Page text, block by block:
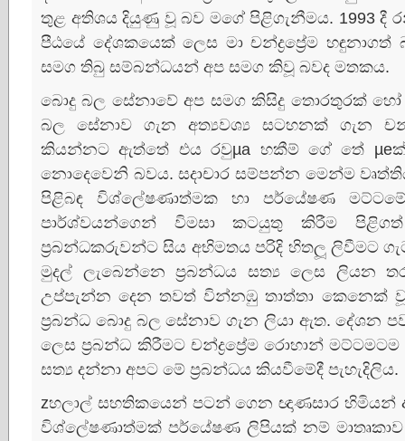
තුළ අතිශය දියුණු වූ බව මගේ පිළිගැනීමය. 1993 දී
පීඨයේ දේශකයෙක්‌ ලෙස මා චන්ද්‍රප්‍රේම
සමග තිබු සම්බන්ධයන් අප සමග කිවූ බවද මතකය.
බොදු බල සේනාවේ අප සමග කිසිදු තොරතුරක්‌
බල සේනාව ගැන අත්‍යවශ්‍ය සටහනක්‌ ගැන
කියන්නට ඇත්තේ එය රවුµa හකීම් ගේ තේ
නොදෙවෙනි බවය. සදාචාර සම්පන්න මෙන්ම
පිළිබඳ විශ්ලේෂණාත්මක හා පර්යේෂණ
පාර්ශ්වයන්ගෙන් විමසා කටයුතු කිරීම පිළිගත්
ප්‍රබන්ධකරුවන්ට සිය අභිමතය පරිදි හිතලූ ලිවීමට
මුදල් ලැබෙන්නෙ ප්‍රබන්ධය සත්‍ය ලෙස ලියන
උප්පැන්න දෙන තවත් වින්නඹු තාත්තා කෙනෙක්‌
ප්‍රබන්ධ බොදු බල සේනාව ගැන ලියා ඇත. දේශන
ලෙස ප්‍රබන්ධ කිරීමට චන්ද්‍රප්‍රේම රොහාන්
සත්‍ය දන්නා අපට මේ ප්‍රබන්ධය කියවීමේදී පැහැදිලිය.
zහලාල් සහතිකයෙන් පටන් ගෙන ඥාණසාර
විශ්ලේෂණාත්මක්‌ පර්යේෂණ ලිපියක්‌ නම්